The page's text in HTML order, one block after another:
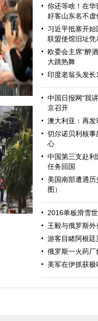
迎
你还等啥！在
好客山东名不虚
习近平抵塞开
联盟使馆旧址凭
欧委会主席“醉
大跳热舞
印度老翁头发
中国日报网“我
京召开
澳大利亚：再
切尔诺贝利核
心
中国第三支赴
任务回国
美国南部遭遇
图）
2016单板滑雪
王毅与俄罗斯
游客目睹阿根
俄罗斯一火药
美军在伊抓获极